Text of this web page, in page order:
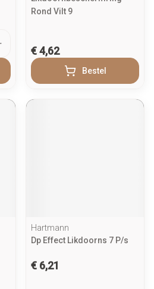
Rond Vilt 9
€ 4,62
Bestel
Hartmann
Dp Effect Likdoorns 7 P/s
€ 6,21